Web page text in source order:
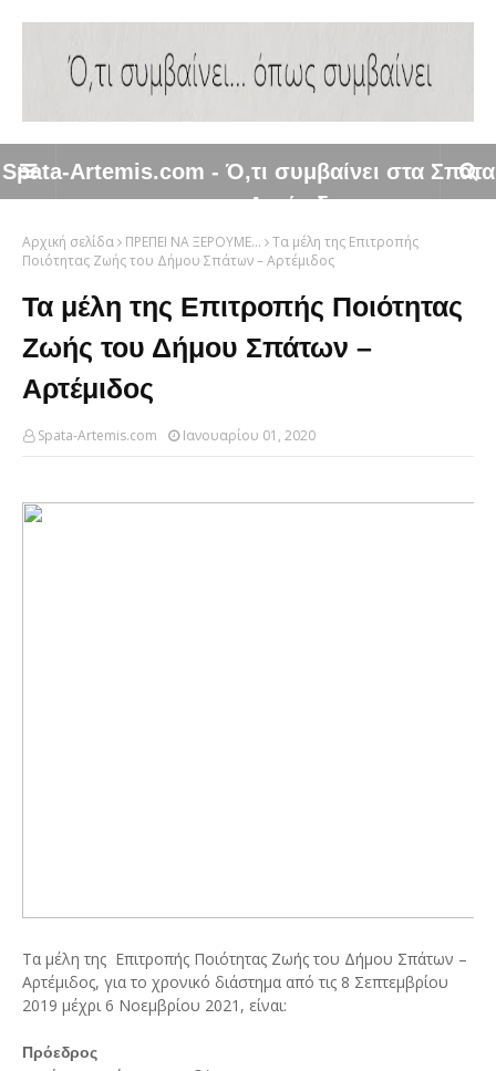
Spata-Artemis.com - Ό,τι συμβαίνει στα Σπάτα
και στην Αρτέμιδα
Αρχική σελίδα ΠΡΕΠΕΙ ΝΑ ΞΕΡΟΥΜΕ…
Τα μέλη της Επιτροπής
Ποιότητας Ζωής του Δήμου Σπάτων – Αρτέμιδος
Τα μέλη της Επιτροπής Ποιότητας
Ζωής του Δήμου Σπάτων –
Αρτέμιδος
Spata-Artemis.com Ιανουαρίου 01, 2020
Τα μέλη της Επιτροπής Ποιότητας Ζωής του Δήμου Σπάτων –
Αρτέμιδος, για το χρονικό διάστημα από τις 8 Σεπτεμβρίου
2019 μέχρι 6 Νοεμβρίου 2021, είναι:
Πρόεδρος